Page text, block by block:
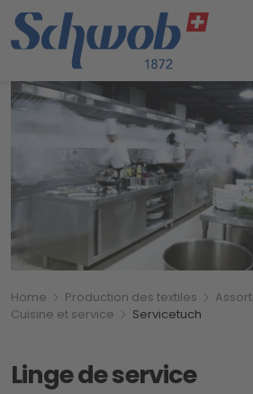
Breadcrumb
Vous êtes ici:
Home Production des textiles
Cuisine et service
Servicetuch
Linge de service